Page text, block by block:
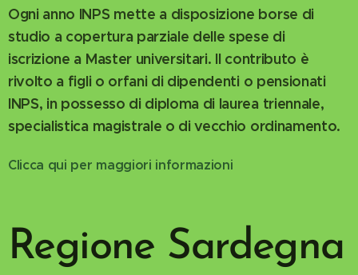
Ogni anno INPS mette a disposizione borse di
studio a copertura parziale delle spese di
iscrizione a Master universitari. Il contributo è
rivolto a figli o orfani di dipendenti o pensionati
INPS, in possesso di diploma di laurea triennale,
specialistica magistrale o di vecchio ordinamento.
Clicca qui per maggiori informazioni
Regione Sardegna